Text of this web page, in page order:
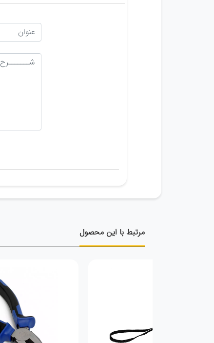
مرتبط با این محصول